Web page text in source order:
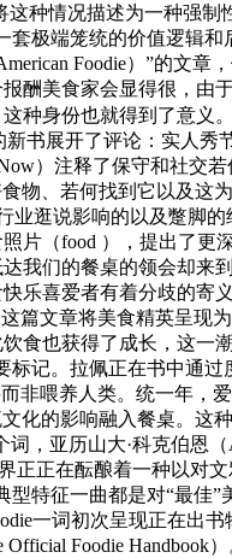
种情况描述为一种强
极端笼统的价值逻辑
Foodie）”的文章
酬美食家会显得很，
种身份也就得到了意义。
书展开了评论：实人
）注释了保守和社
、若何找到它以及这
业逛说影响的以及蹩
片（food ），提出了
我们的餐桌的领会却来
喜爱者有着分歧的寄
篇文章将美食精英呈现
也获得了成长，这一
标记。拉佩正在书中
喂养人类。统一年，
化的影响融入餐桌。
亚历山大·科克伯恩（
正正在酝酿着一种以
型特征一曲都是对“最
一词初次呈现正在出
Foodie